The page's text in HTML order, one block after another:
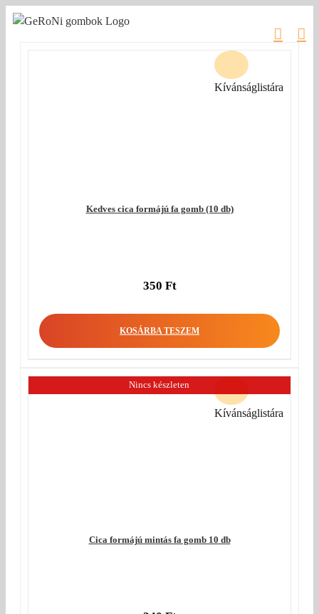
Kihagyás
Kedves cica formájú fa gomb (10 db)
350 Ft
KOSÁRBA TESZEM
Kívánságlistára
Nincs készleten
Cica formájú mintás fa gomb 10 db
Kívánságlistára